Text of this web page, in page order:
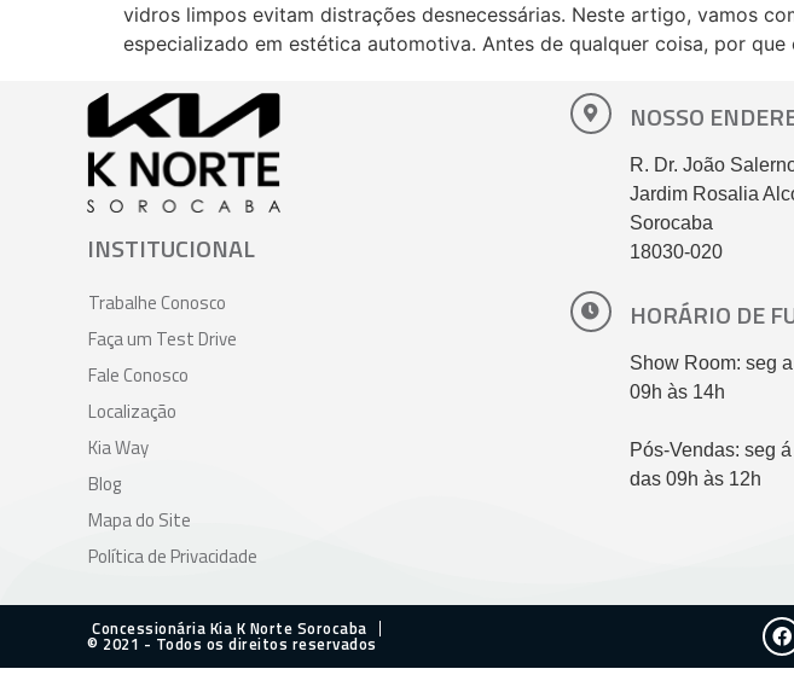
vidros limpos evitam distrações desnecessárias. Neste artigo, vamos
especializado em estética automotiva. Antes de qualquer coisa, por
INSTITUCIONAL
Trabalhe Conosco
Faça um Test Drive
Fale Conosco
Localização
Kia Way
Blog
Mapa do Site
Política de Privacidade
NOSSO
R. Dr. João
Jardim Rosalia
Sorocaba
18030-020
HORÁRIO DE
Show Room: seg
09h às 14h
Pós-Vendas: seg
das 09h às 12h
Concessionária Kia K Norte Sorocaba
© 2021 - Todos os direitos reservados